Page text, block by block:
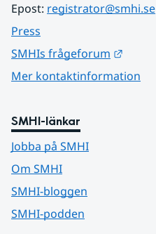
Epost: registrator@smhi.se
Press
SMHIs frågeforum
Mer kontaktinformation
SMHI-länkar
Jobba på SMHI
Om SMHI
SMHI-bloggen
SMHI-podden